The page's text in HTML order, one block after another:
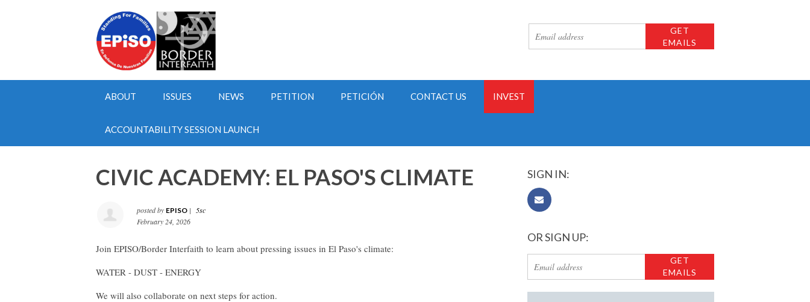
ABOUT ISSUES NEWS PETITION PETICIÓN CONTACT US INVEST
ACCOUNTABILITY SESSION LAUNCH
CIVIC ACADEMY: EL PASO'S CLIMATE
posted by EPISO |
5sc
February 24, 2026
Join EPISO/Border Interfaith to learn about pressing issues in El Paso's climate:
WATER - DUST - ENERGY
We will also collaborate on next steps for action.
SIGN IN:
OR SIGN UP: